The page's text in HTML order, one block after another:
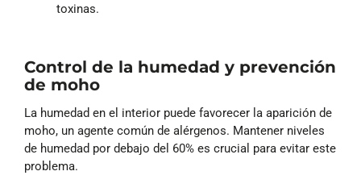
toxinas.
Control de la humedad y prevención
de moho
La humedad en el interior puede favorecer la aparición de
moho, un agente común de alérgenos. Mantener niveles
de humedad por debajo del 60% es crucial para evitar este
problema.